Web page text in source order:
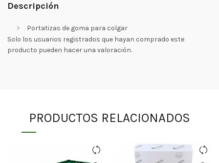
Descripción
Portatizas de goma para colgar
Solo los usuarios registrados que hayan comprado este
producto pueden hacer una valoración.
PRODUCTOS RELACIONADOS